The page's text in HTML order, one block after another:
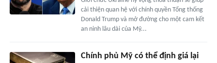
cải thiện quan hệ với chính quyền Tổng thống
Donald Trump và mở đường cho một cam kết
an ninh lâu dài của Mỹ...
Chính phủ Mỹ có thể định giá lại